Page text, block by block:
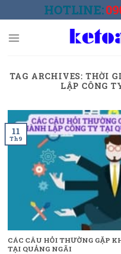
to
HOTLINE:
TAG ARCHIVES: THỜI
LẬP CÔNG
CÁC CÂU HỎI THƯỜNG GẶP
TẠI QUẢNG NGÃI
11
Th9